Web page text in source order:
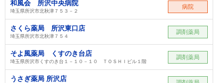
和風会 所沢中央病院
埼玉県所沢市北秋津７５３－２
病院
さくら薬局 所沢東口店
埼玉県所沢市北秋津７５４
調剤薬局
そよ風薬局 くすのき台店
埼玉県所沢市くすのき台１－１０－１０ ＴＯＳＨＩビル１階
調剤薬局
うさぎ薬局 所沢店